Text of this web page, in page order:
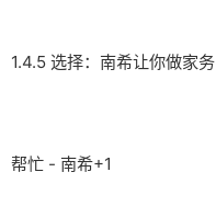
1.4.5 选择：南希让你做家务
帮忙 - 南希+1